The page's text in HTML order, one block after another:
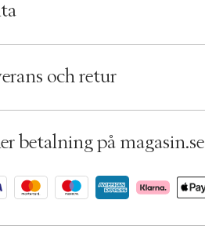
5707434058984
och retur
betalning på magasin.se